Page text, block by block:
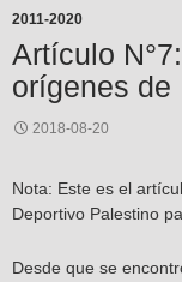
2011-2020
Artículo
orígenes de
2018-08-20
Nota: Este es el
Deportivo Palestino
Desde que se